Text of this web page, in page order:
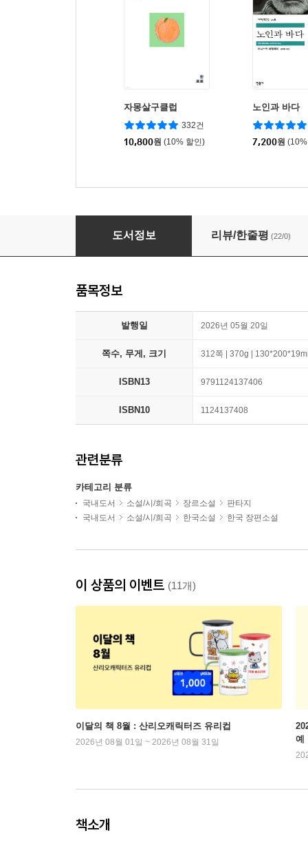
자몽살구클럽
332건
10,800원 (10% 할인)
노인과 바다
7,200원
살수, 기화
도서정보 리뷰/한줄평 (22/0)
품목정보
발행일 2026년 05월 20일
쪽수, 무게, 크기 312쪽 | 370g |
ISBN13 9791124137406
ISBN10 1124137408
관련분류
카테고리 분류
국내도서 소설/시/희곡 장르소설
판타지
국내도서
소설/시/희곡 한국소설 한국 장편소설
이 상품의 이벤트 (11개)
이달의 책 8월 : 산리오캐릭터즈 유리컵
2026년 08월 01일 ~ 2026년 08월 31일
예
책소개